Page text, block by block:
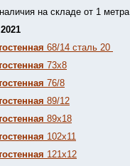
на складе от 1 метра
68/14 сталь 20
73х8
76/8
89/12
89х18
102х11
121х12